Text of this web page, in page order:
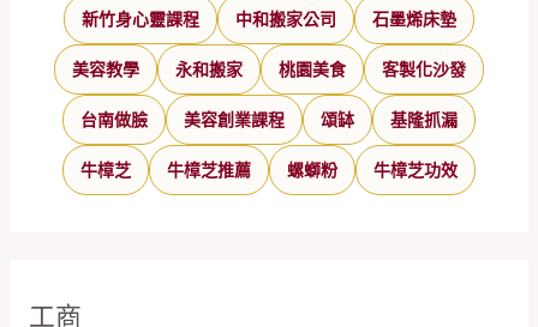
新竹身心靈課程 中和搬家公司 石墨烯床墊
美容教學 永和搬家 桃園美食 客製化沙發
台南做臉 美容創業課程 頌缽 基隆抓漏
牛樟芝 牛樟芝推薦 螺螄粉 牛樟芝功效
工商